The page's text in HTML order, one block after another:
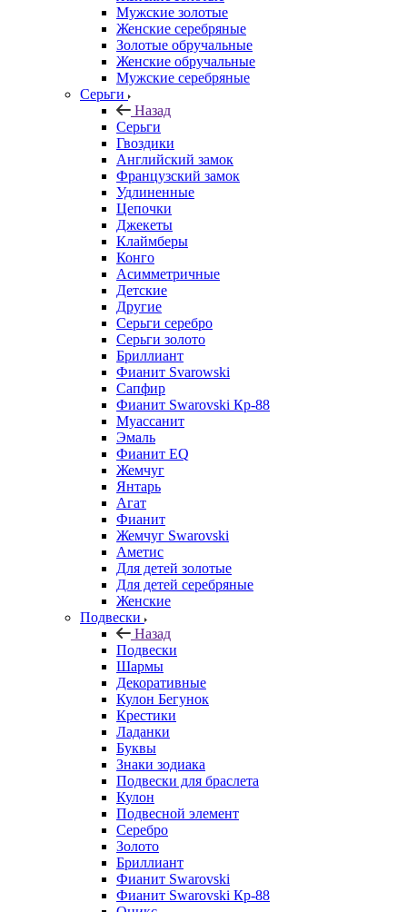
Мужские золотые
Женские серебряные
Золотые обручальные
Женские обручальные
Мужские серебряные
Серьги
Назад
Серьги
Гвоздики
Английский замок
Французский замок
Удлиненные
Цепочки
Джекеты
Клаймберы
Конго
Асимметричные
Детские
Другие
Серьги серебро
Серьги золото
Бриллиант
Фианит Svarowski
Сапфир
Фианит Swarovski Кр-88
Муассанит
Эмаль
Фианит EQ
Жемчуг
Янтарь
Агат
Фианит
Жемчуг Swarovski
Аметис
Для детей золотые
Для детей серебряные
Женские
Подвески
Назад
Подвески
Шармы
Декоративные
Кулон Бегунок
Крестики
Ладанки
Буквы
Знаки зодиака
Подвески для браслета
Кулон
Подвесной элемент
Серебро
Золото
Бриллиант
Фианит Swarovski
Фианит Swarovski Кр-88